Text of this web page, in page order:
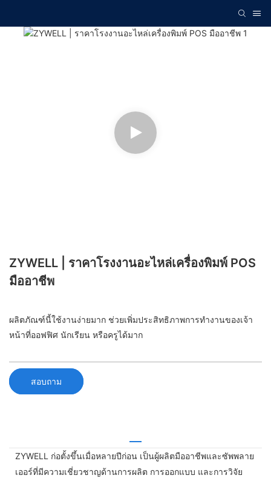
ZYWELL | ราคาโรงงานอะไหล่เครื่องพิมพ์ POS
มืออาชีพ
ผลิตภัณฑ์นี้ใช้งานง่ายมาก ช่วยเพิ่มประสิทธิภาพการทำงานของเจ้า
หน้าที่ออฟฟิศ นักเรียน หรือครูได้มาก
สอบถาม
ZYWELL ก่อตั้งขึ้นเมื่อหลายปีก่อน เป็นผู้ผลิตมืออาชีพและซัพพลาย
เออร์ที่มีความเชี่ยวชาญด้านการผลิต การออกแบบ และการวิจัย